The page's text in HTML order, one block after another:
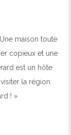
maison toute
copieux et une
est un hôte
la région.
! »